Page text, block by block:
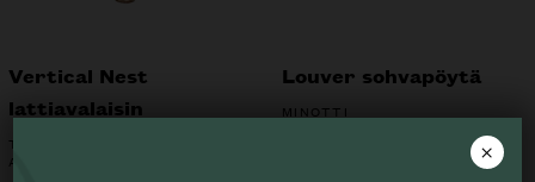
Vertical Nest
lattiavalaisin
TACCHINI
ALK.
Louver sohvapöytä
MINOTTI
×